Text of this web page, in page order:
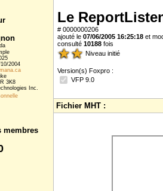
2004
3K8
Inc.
membres
Le
# 0000000206
ajouté le 07/06/2005 16:25:18 et
consulté 10188 fois
Niveau initié
Version(s) Foxpro :
VFP 9.0
Fichier MHT :